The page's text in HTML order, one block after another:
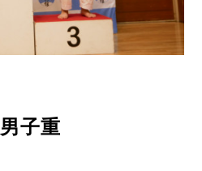
子重